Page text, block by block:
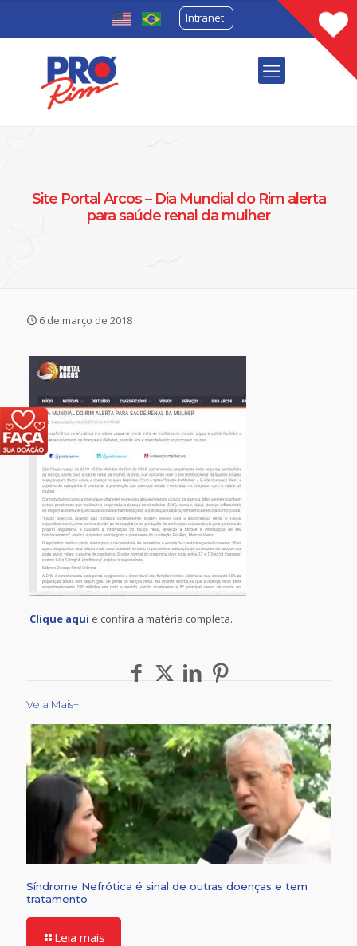
Intranet
Site Portal Arcos – Dia Mundial do Rim alerta
para saúde renal da mulher
6 de março de 2018
Clique aqui e confira a matéria completa.
Veja Mais+
Síndrome Nefrótica é sinal de outras doenças e tem
tratamento
Leia mais